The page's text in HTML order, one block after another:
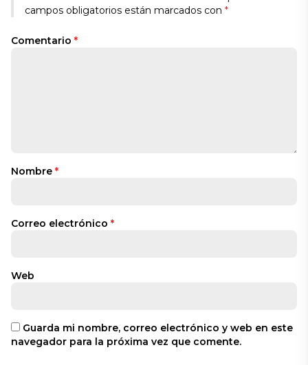
campos obligatorios están marcados con *
Comentario *
Nombre *
Correo electrónico *
Web
Guarda mi nombre, correo electrónico y web en este
navegador para la próxima vez que comente.